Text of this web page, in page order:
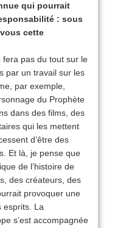
qui pourrait
: sous
cette
pas du tout sur le
par un travail sur les
par exemple,
du Prophète
dans des films, des
qui les mettent
d’être des
Et là, je pense que
de l’histoire de
des créateurs, des
provoquer une
esprits. La
s’est accompagnée